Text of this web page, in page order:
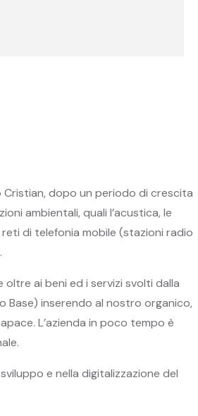
Cristian, dopo un periodo di crescita
ambientali, quali l’acustica, le
di telefonia mobile (stazioni radio
ai beni ed i servizi svolti dalla
Base) inserendo al nostro organico,
L’azienda in poco tempo è
e nella digitalizzazione del